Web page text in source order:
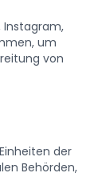
Instagram,
um
von
der
Behörden,